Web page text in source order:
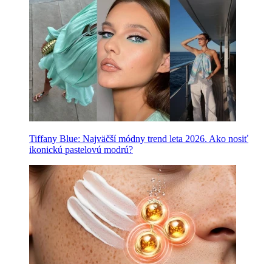
Tiffany Blue: Najväčší módny trend leta 2026. Ako nosiť
ikonickú pastelovú modrú?